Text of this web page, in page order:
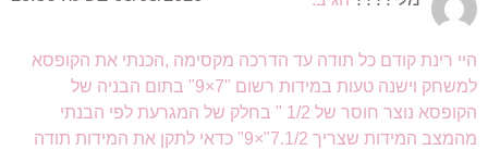
היי רינת קודם כל תודה עד הדרכה מקסימה ,הכנתי את הקופסא
למשחק וישנה טעות במידות רשום "7×9" בתום הבניה של
הקופסא נוצר חוסר של 1/2 " בחלק של המגרעת לפי הבנתי
מהמצב המידות שצריך 7.1/2"×9" כדאי לתקן את המידות תודה